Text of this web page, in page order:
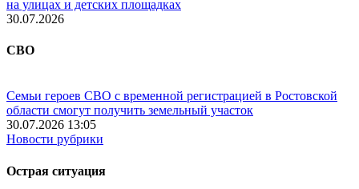
на улицах и детских площадках
30.07.2026
СВО
Семьи героев СВО с временной регистрацией в Ростовской
области смогут получить земельный участок
30.07.2026 13:05
Новости рубрики
Острая ситуация